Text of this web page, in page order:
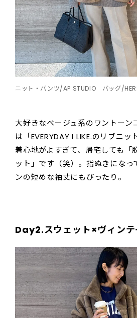
ニット・パンツ/AP STUDIO バッグ/
大好きなベージュ系のワントーン
は「EVERYDAY I LIKE.のリブニ
着心地がよすぎて、帰宅しても「
ット」です（笑）。指ぬきになっ
ンの短めな袖丈にもぴったり。
Day2.スウェット×ヴィンテ